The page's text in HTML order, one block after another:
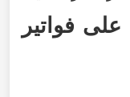
فواتير